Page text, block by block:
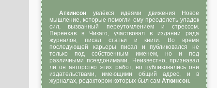
Аткинсон увлёкся идеями движения Новое
мышление, которые помогли ему преодолеть упадок
сил, вызванный переутомлением и стрессом.
Переехав в Чикаго, участвовал в издании ряда
журналов, писал статьи и книги. Во время
последующей карьеры писал и публиковался не
только под собственным именем, но и под
различными псевдонимами. Неизвестно, признавал
ли он авторство этих работ, но публиковались они
издательствами, имеющими общий адрес, и в
журналах, редактором которых был сам Аткинсон.